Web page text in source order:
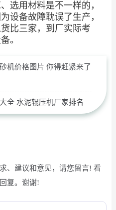
选用材料是不一样的，
设备故障耽误了生产，
比三家，到厂实际考
。
机价格图片 你得赶紧来了
全 水泥辊压机厂家排名
、建议和意见，请您留言! 看
复。谢谢!